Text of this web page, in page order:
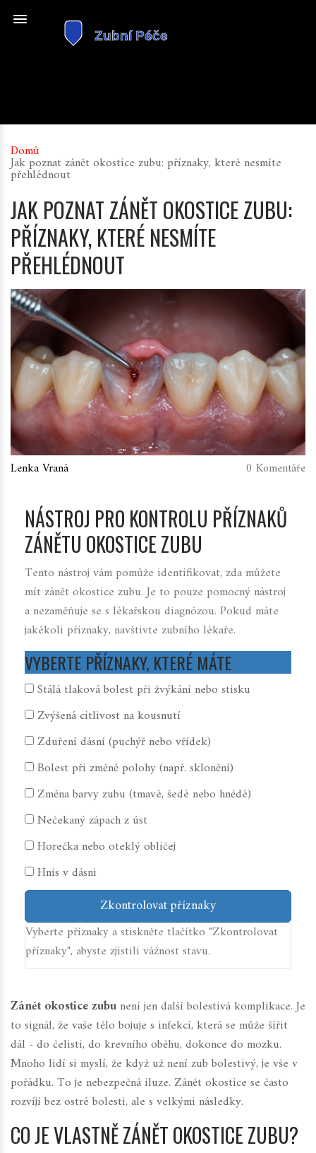
Domů
Jak poznat zánět okostice zubu: příznaky, které nesmíte
přehlédnout
JAK POZNAT ZÁNĚT OKOSTICE ZUBU:
PŘÍZNAKY, KTERÉ NESMÍTE
PŘEHLÉDNOUT
Lenka Vraná 0 Komentáře
NÁSTROJ PRO KONTROLU PŘÍZNAKŮ
ZÁNĚTU OKOSTICE ZUBU
Tento nástroj vám pomůže identifikovat, zda můžete
mít zánět okostice zubu. Je to pouze pomocný nástroj
a nezaměňuje se s lékařskou diagnózou. Pokud máte
jakékoli příznaky, navštivte zubního lékaře.
VYBERTE PŘÍZNAKY, KTERÉ MÁTE
Stálá tlaková bolest při žvýkání nebo stisku
Zvýšená citlivost na kousnutí
Zduření dásní (puchýř nebo vřídek)
Bolest při změně polohy (např. sklonění)
Změna barvy zubu (tmavé, šedé nebo hnědé)
Nečekaný zápach z úst
Horečka nebo oteklý obličej
Hnis v dásni
Zkontrolovat příznaky
Vyberte příznaky a stiskněte tlačítko "Zkontrolovat
příznaky", abyste zjistili vážnost stavu.
Zánět okostice zubunení jen další bolestivá komplikace. Je
to signál, že vaše tělo bojuje s infekcí, která se může šířit
dál - do čelisti, do krevního oběhu, dokonce do mozku.
Mnoho lidí si myslí, že když už není zub bolestivý, je vše v
pořádku. To je nebezpečná iluze. Zánět okostice se často
rozvíjí bez ostré bolesti, ale s velkými následky.
CO JE VLASTNĚ ZÁNĚT OKOSTICE ZUBU?